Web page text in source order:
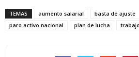
TEMAS aumento salarial basta de ajuste
paro activo nacional
plan de lucha